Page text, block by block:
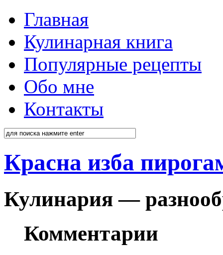
Главная
Кулинарная книга
Популярные рецепты
Обо мне
Контакты
Красна изба
Кулинария —
Комментарии